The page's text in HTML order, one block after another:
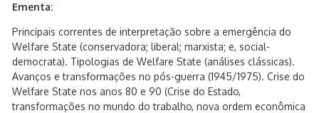
Ementa:
Principais correntes de interpretação sobre a emergência do
Welfare State (conservadora; liberal; marxista; e, social-
democrata). Tipologias de Welfare State (análises clássicas).
Avanços e transformações no pós-guerra (1945/1975). Crise do
Welfare State nos anos 80 e 90 (Crise do Estado,
transformações no mundo do trabalho, nova ordem econômica